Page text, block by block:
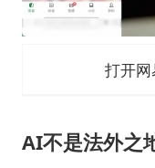
打开
AI不是法外之